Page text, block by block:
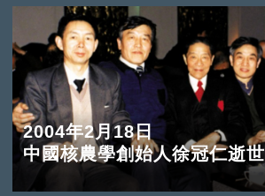
2004年2月18日
中國核農學創始人徐冠仁逝世